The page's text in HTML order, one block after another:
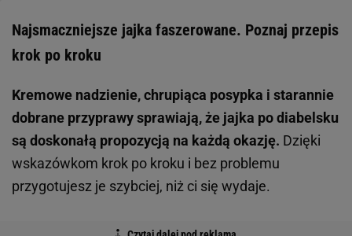
Najsmaczniejsze jajka faszerowane. Poznaj przepis
krok po kroku
Kremowe nadzienie, chrupiąca posypka i starannie
dobrane przyprawy sprawiają, że jajka po diabelsku
są doskonałą propozycją na każdą okazję. Dzięki
wskazówkom krok po kroku i bez problemu
przygotujesz je szybciej, niż ci się wydaje.